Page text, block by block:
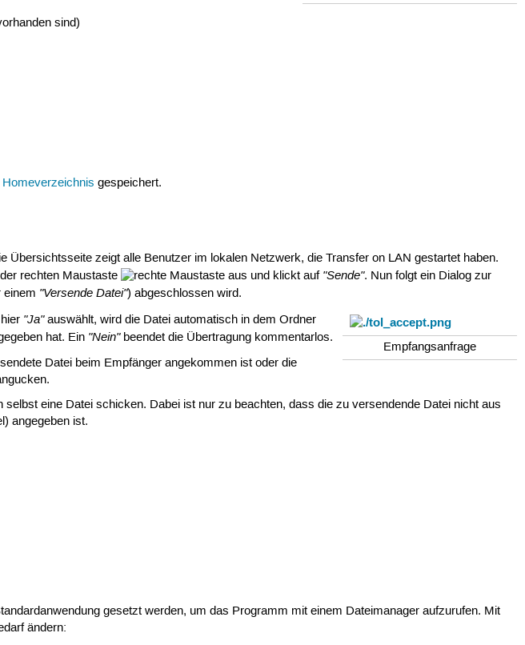
sind)
Homeverzeichnis gespeichert.
zeigt alle Benutzer im lokalen Netzwerk, die Transfer on LAN gestartet haben.
rechten Maustaste
aus und klickt auf "Sende". Nun folgt ein Dialog zur
"Versende Datei") abgeschlossen wird.
Empfangsanfrage
"Ja"auswählt, wird die Datei automatisch in dem Ordner
hat. Ein "Nein"beendet die Übertragung kommentarlos.
Datei beim Empfänger angekommen ist oder die
eine Datei schicken. Dabei ist nur zu beachten, dass die zu versendende Datei nicht aus
angegeben ist.
gesetzt werden, um das Programm mit einem Dateimanager aufzurufen. Mit
ändern: